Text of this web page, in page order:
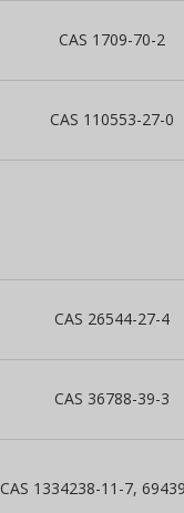
CAS 1709-70-2
CAS 110553-27-0
CAS 26544-27-4
CAS 36788-39-3
CAS 1334238-11-7,